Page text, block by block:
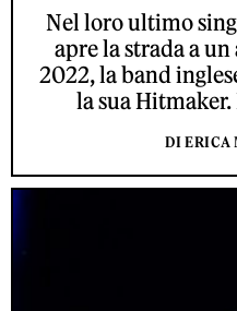
Nel loro ultimo
apre la strada a
2022, la band
la sua Hitmaker.
DI ERICA